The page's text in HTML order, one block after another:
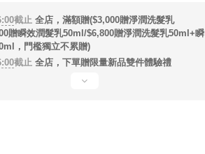
截止全店，滿額贈($3,000贈淨潤洗髮乳
贈瞬效潤髮乳50ml/$6,800贈淨潤洗髮乳50ml+瞬
，門檻獨立不累贈)
截止全店，下單贈限量新品雙件體驗禮